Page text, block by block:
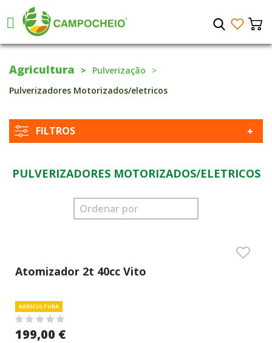
Agricultura
Pulverização
Pulverizadores Motorizados/eletricos
FILTROS
PULVERIZADORES MOTORIZADOS/ELETRICOS
Atomizador 2t 40cc Vito
AGRICULTURA
199,00 €